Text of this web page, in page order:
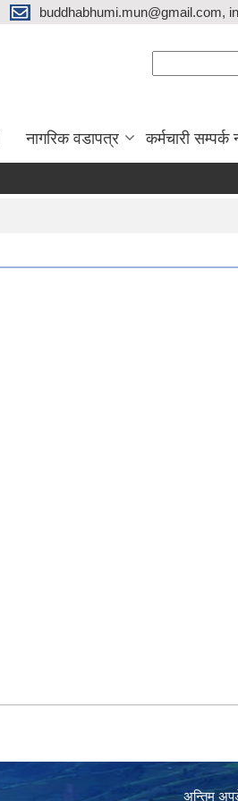
buddhabhumi.mun@gmail.com,
नागरिक वडापत्र कर्मचारी सम्पर्क
अन्तिम